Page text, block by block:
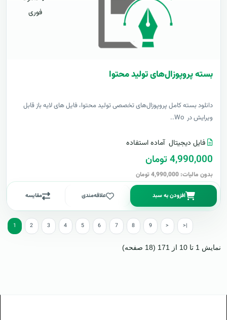
فوری
بسته پروپوزال‌های تولید محتوا
دانلود بسته کامل پروپوزال‌های تخصصی تولید محتوا، فایل های لایه باز قابل
ویرایش در Wo..
فایل دیجیتال آماده استفاده
4,990,000 تومان
بدون مالیات: 4,990,000 تومان
افزودن به سبد علاقه‌مندی مقایسه
1 2 3 4 5 6 7 8 9 > >|
نمایش 1 تا 10 از 171 (18 صفحه)